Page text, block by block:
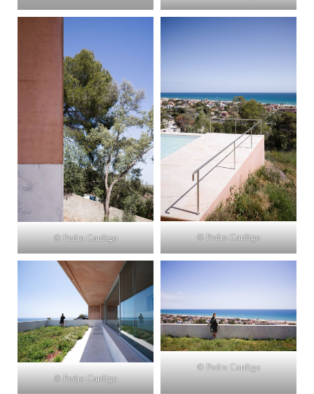
© Pedro Cardigo © Pedro Cardigo
© Pedro Cardigo
© Pedro Cardigo